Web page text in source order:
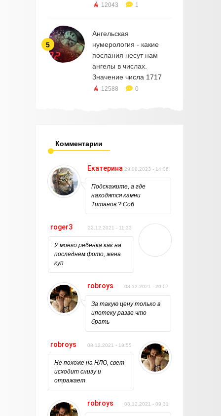
12043 1
5
Ангельская
нумерология - какие
послания несут нам
ангелы в числах.
Значение числа 1717
12588 0
Комментарии
Екатерина 29.08.2023 - 14:06
Подскажите, а где
находятся камни
Титанов ? Соб
roger3 22.12.2021 - 11:33
У моего ребенка как на
последнем фото, жена
куп
robroys 08.12.2021 - 20:07
За такую цену только в
ипотеку разве что
брать
robroys 08.12.2021 - 19:55
Не похоже на НЛО, свет
исходит снизу и
отражает
robroys 08.12.2021 - 09:31